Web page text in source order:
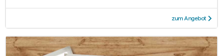
zum Angebot